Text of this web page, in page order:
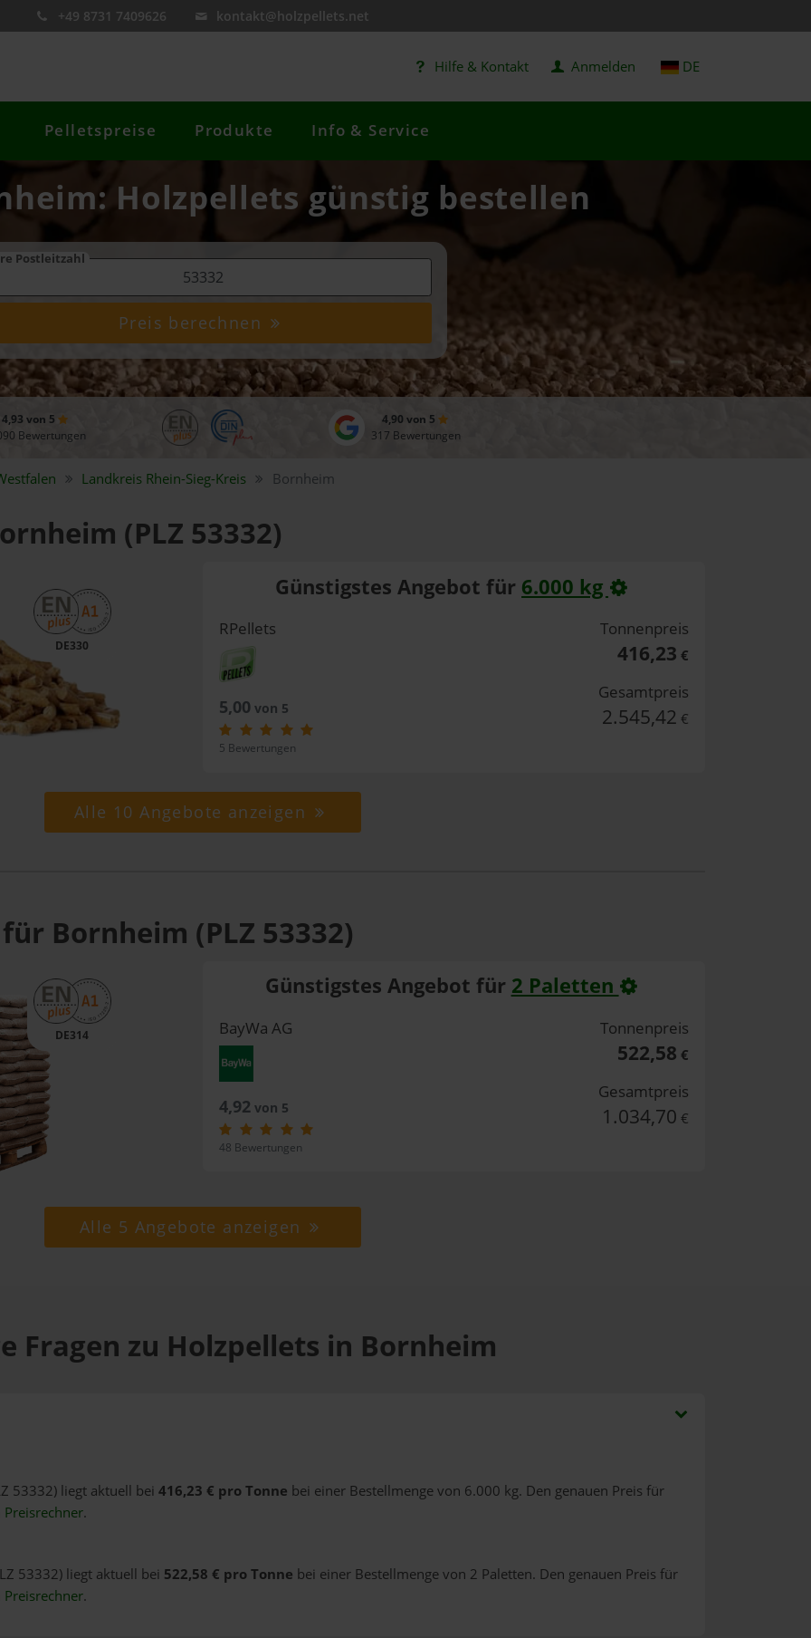
+49 8731 7409626 kontakt@holzpellets.net
Hilfe & Kontakt Anmelden DE
Pelletspreise Produkte Info & Service
Holzpellets günstig bestellen
Postleitzahl
Preis berechnen
4,93 von 5
Bewertungen
4,90 von 5
317 Bewertungen
Landkreis Rhein-Sieg-Kreis Bornheim
(PLZ 53332)
DE330
Günstigstes Angebot für 6.000 kg
RPellets
5,00 von 5
5 Bewertungen
Tonnenpreis
416,23 €
Gesamtpreis
2.545,42 €
Alle 10 Angebote anzeigen
Bornheim (PLZ 53332)
DE314
Günstigstes Angebot für 2 Paletten
BayWa AG
4,92von 5
48 Bewertungen
Tonnenpreis
522,58 €
Gesamtpreis
1.034,70 €
Alle 5 Angebote anzeigen
Fragen zu Holzpellets in Bornheim
53332) liegt aktuell bei 416,23 € pro Tonne bei einer Bestellmenge von 6.000 kg. Den genauen Preis für
Preisrechner.
53332) liegt aktuell bei 522,58 € pro Tonne bei einer Bestellmenge von 2 Paletten. Den genauen Preis für
Preisrechner.